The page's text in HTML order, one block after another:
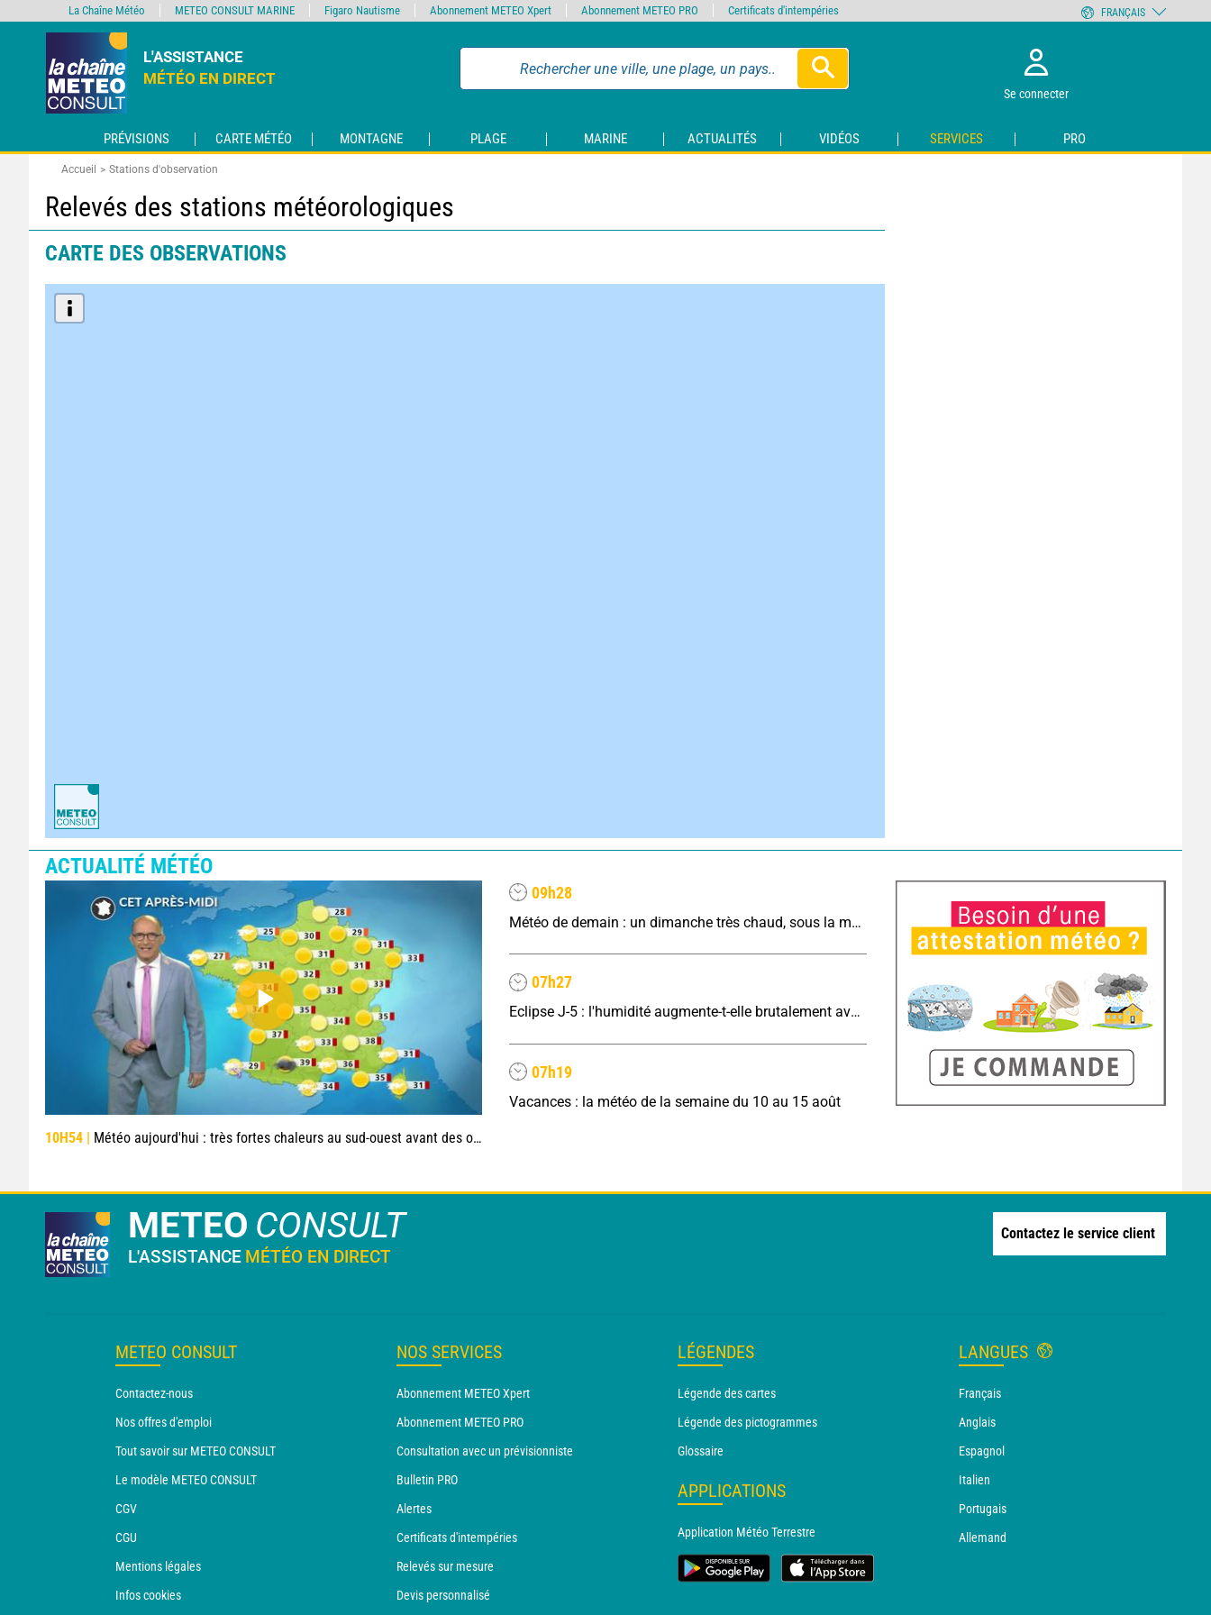
L'ASSISTANCE
MÉTÉO EN DIRECT
Se connecter
PRÉVISIONS CARTE MÉTÉO MONTAGNE PLAGE MARINE ACTUALITÉS VIDÉOS SERVICES PRO
Accueil Stations d'observation
Relevés des stations météorologiques
CARTE DES OBSERVATIONS
ACTUALITÉ MÉTÉO
10H54 | Météo aujourd'hui : très fortes chaleurs au sud-ouest avant des orages, jusqu'à 39°C
09h28
Météo de demain : un dimanche très chaud, sous la menace de quelques orages
07h27
Eclipse J-5 : l'humidité augmente-t-elle brutalement avec la chute de température pendant l'éclipse du 12 août ?
07h19
Vacances : la météo de la semaine du 10 au 15 août
METEO CONSULT
L'ASSISTANCE MÉTÉO EN DIRECT
Contactez le service client
METEO CONSULT
Contactez-nous
Nos offres d'emploi
Tout savoir sur METEO CONSULT
Le modèle METEO CONSULT
CGV
CGU
Mentions légales
Infos cookies
NOS SERVICES
Abonnement METEO Xpert
Abonnement METEO PRO
Consultation avec un prévisionniste
Bulletin PRO
Alertes
Certificats d'intempéries
Relevés sur mesure
Devis personnalisé
LÉGENDES
Légende des cartes
Légende des pictogrammes
Glossaire
APPLICATIONS
Application Météo Terrestre
LANGUES
Français
Anglais
Espagnol
Italien
Portugais
Allemand
La Chaîne Météo METEO CONSULT MARINE Figaro Nautisme Abonnement METEO Xpert Abonnement METEO PRO Certificats d'intempéries FRANÇAIS